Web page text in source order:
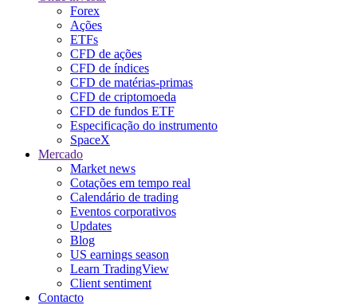
Forex
Ações
ETFs
CFD de ações
CFD de índices
CFD de matérias-primas
CFD de criptomoeda
CFD de fundos ETF
Especificação do instrumento
SpaceX
Mercado
Market news
Cotações em tempo real
Calendário de trading
Eventos corporativos
Updates
Blog
US earnings season
Learn TradingView
Client sentiment
Contacto